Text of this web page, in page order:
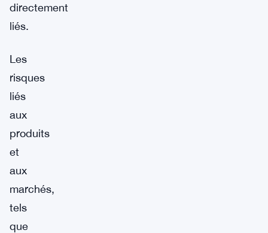
directement
liés.
Les
risques
liés
aux
produits
et
aux
marchés,
tels
que